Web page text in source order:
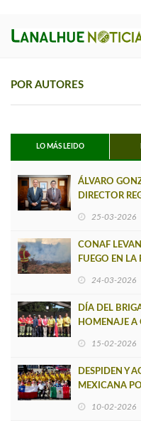
POR AUTORES
LO MÁS LEIDO
ÁLVARO
DIRECTOR
25-03-2026
CONAF
FUEGO EN
24-03-2026
DÍA DEL
HOMENAJE A
15-02-2026
DESPIDEN Y
MEXICANA
10-02-2026